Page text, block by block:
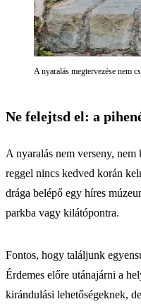
A nyaralás megtervezése nem
Ne felejtsd el: a
A nyaralás nem verseny,
reggel nincs kedved korán
drága belépő egy híres
parkba vagy kilátópontra.
Fontos, hogy találjunk
Érdemes előre utánajárni a
kirándulási lehetőségeknek,